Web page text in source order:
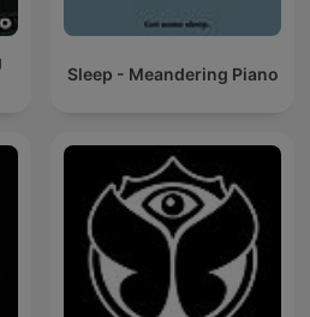
Sleep - Meandering Piano